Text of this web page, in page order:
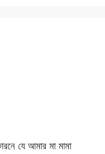
যে আমার মা মামা